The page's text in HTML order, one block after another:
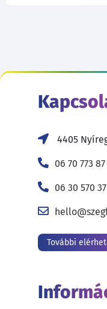
4405
06 70 773 87
06 30 570
További